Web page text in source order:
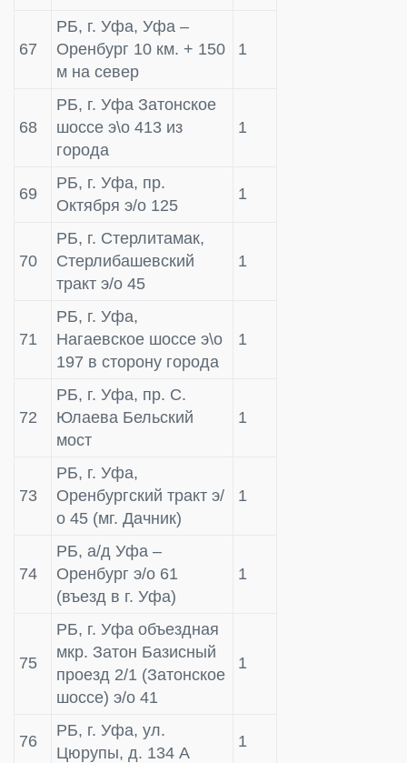
67
РБ, г. Уфа, Уфа –
Оренбург 10 км. + 150
м на север
1
68
РБ, г. Уфа Затонское
шоссе э\о 413 из
города
1
69
РБ, г. Уфа, пр.
Октября э/о 125
1
70
РБ, г. Стерлитамак,
Стерлибашевский
тракт э/о 45
1
71
РБ, г. Уфа,
Нагаевское шоссе э\о
197 в сторону города
1
72
РБ, г. Уфа, пр. С.
Юлаева Бельский
мост
1
73
РБ, г. Уфа,
Оренбургский тракт э/
о 45 (мг. Дачник)
1
74
РБ, а/д Уфа –
Оренбург э/о 61
(въезд в г. Уфа)
1
75
РБ, г. Уфа объездная
мкр. Затон Базисный
проезд 2/1 (Затонское
шоссе) э/о 41
1
76
РБ, г. Уфа, ул.
Цюрупы, д. 134 А
1